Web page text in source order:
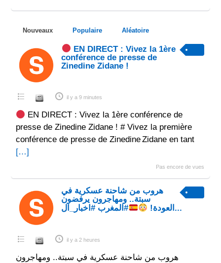
Nouveaux Populaire Aléatoire
EN DIRECT : Vivez la 1ère
conférence de presse de
Zinedine Zidane !
il y a 9 minutes
EN DIRECT : Vivez la 1ère conférence de
presse de Zinedine Zidane ! # Vivez la première
conférence de presse de Zinedine Zidane en tant
[…]
Pas encore de vues
هروب من شاحنة عسكرية في
سبتة.. ومهاجرون يرفضون
العودة! #المغرب #اخبار_ال...
il y a 2 heures
هروب من شاحنة عسكرية في سبتة.. ومهاجرون